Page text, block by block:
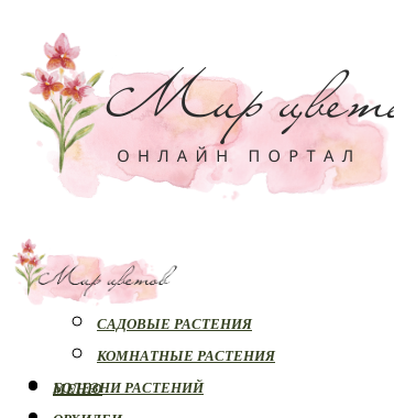
РАСТЕНИЯ
САДОВЫЕ РАСТЕНИЯ
КОМНАТНЫЕ РАСТЕНИЯ
БОЛЕЗНИ РАСТЕНИЙ
МЕНЮ